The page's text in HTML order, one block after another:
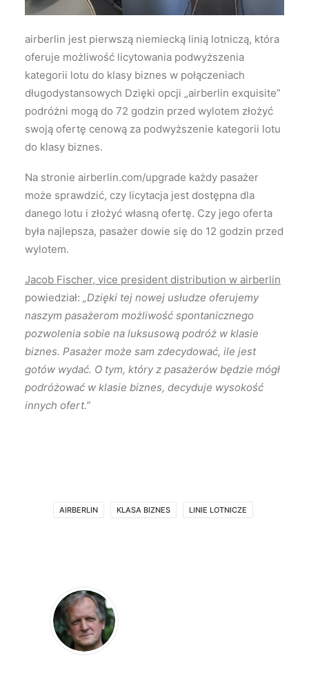
airberlin jest pierwszą niemiecką linią lotniczą, która
oferuje możliwość licytowania podwyższenia
kategorii lotu do klasy biznes w połączeniach
długodystansowych Dzięki opcji „airberlin exquisite”
podróżni mogą do 72 godzin przed wylotem złożyć
swoją ofertę cenową za podwyższenie kategorii lotu
do klasy biznes.
Na stronie airberlin.com/upgrade każdy pasażer
może sprawdzić, czy licytacja jest dostępna dla
danego lotu i złożyć własną ofertę. Czy jego oferta
była najlepsza, pasażer dowie się do 12 godzin przed
wylotem.
Jacob Fischer, vice president distribution w airberlin
powiedział: „Dzięki tej nowej usłudze oferujemy
naszym pasażerom możliwość spontanicznego
pozwolenia sobie na luksusową podróż w klasie
biznes. Pasażer może sam zdecydować, ile jest
gotów wydać. O tym, który z pasażerów będzie mógł
podróżować w klasie biznes, decyduje wysokość
innych ofert.”
AIRBERLIN KLASA BIZNES LINIE LOTNICZE